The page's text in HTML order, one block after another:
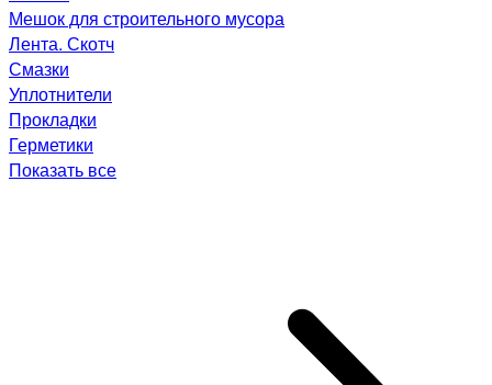
Мешок для строительного мусора
Лента. Скотч
Смазки
Уплотнители
Прокладки
Герметики
Показать все